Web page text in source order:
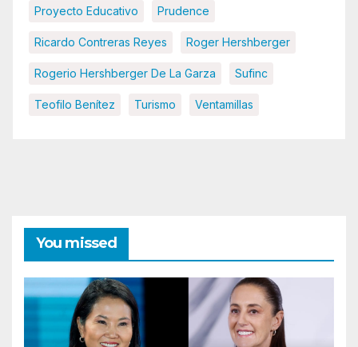
Proyecto Educativo Prudence
Ricardo Contreras Reyes Roger Hershberger
Rogerio Hershberger De La Garza Sufinc
Teofilo Benítez Turismo Ventamillas
You missed